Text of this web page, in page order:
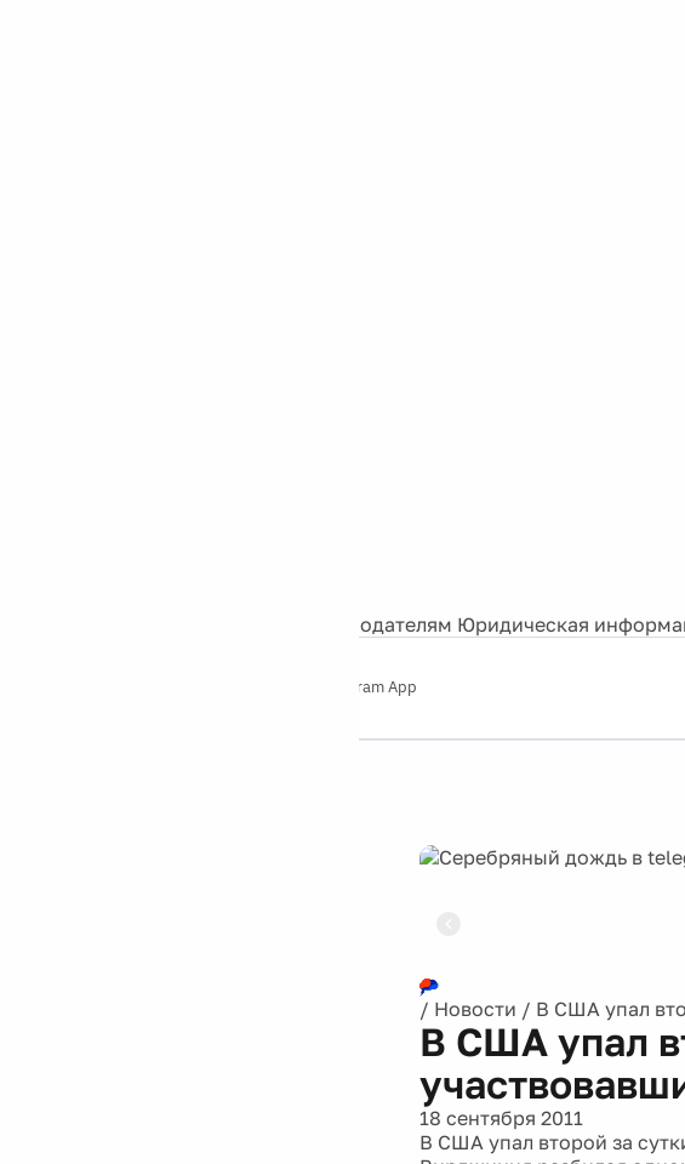
Рекламодателям Юридическая
Telegram App
/ Новости / В США упал
В США упал
18 сентября 2011
В США упал второй за